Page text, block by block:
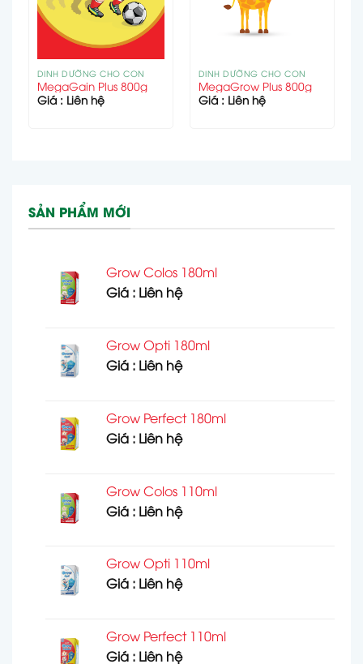
DINH DƯỠNG CHO CON
MegaGain Plus 800g
Giá : Liên hệ
DINH DƯỠNG CHO CON
MegaGrow Plus 800g
Giá : Liên hệ
SẢN PHẨM MỚI
Grow Colos 180ml
Giá : Liên hệ
Grow Opti 180ml
Giá : Liên hệ
Grow Perfect 180ml
Giá : Liên hệ
Grow Colos 110ml
Giá : Liên hệ
Grow Opti 110ml
Giá : Liên hệ
Grow Perfect 110ml
Giá : Liên hệ